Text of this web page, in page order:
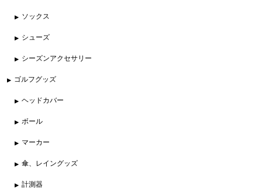
ソックス
シューズ
シーズンアクセサリー
ゴルフグッズ
ヘッドカバー
ボール
マーカー
傘、レイングッズ
計測器